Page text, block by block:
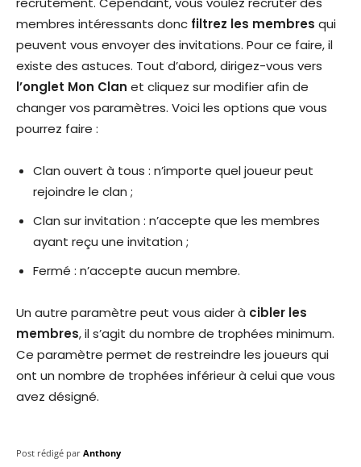
membres intéressants donc filtrez les membres qui
peuvent vous envoyer des invitations. Pour ce faire, il
existe des astuces. Tout d’abord, dirigez-vous vers
l’onglet Mon Clan et cliquez sur modifier afin de
changer vos paramètres. Voici les options que vous
pourrez faire :
Clan ouvert à tous : n’importe quel joueur peut
rejoindre le clan ;
Clan sur invitation : n’accepte que les membres
ayant reçu une invitation ;
Fermé : n’accepte aucun membre.
Un autre paramètre peut vous aider à cibler les
membres, il s’agit du nombre de trophées minimum.
Ce paramètre permet de restreindre les joueurs qui
ont un nombre de trophées inférieur à celui que vous
avez désigné.
Post rédigé par Anthony